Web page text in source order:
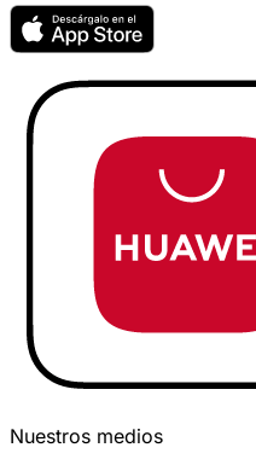
Nuestros medios